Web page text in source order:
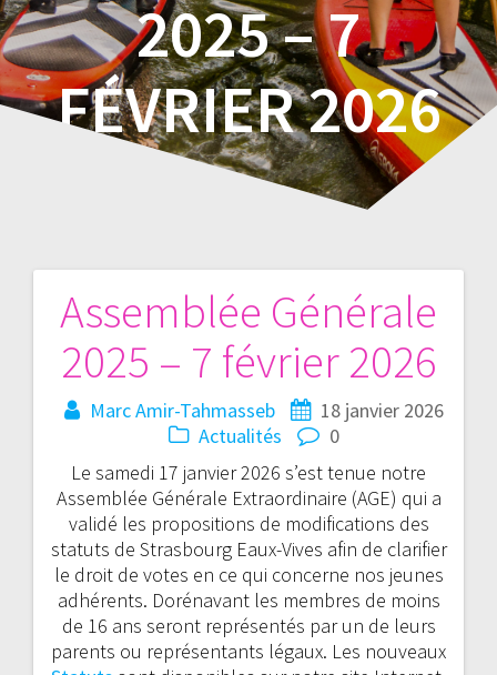
2025 – 7
FÉVRIER 2026
Assemblée Générale
2025 – 7 février 2026
Marc Amir-Tahmasseb
18 janvier 2026
Actualités
0
Le samedi 17 janvier 2026 s’est tenue notre
Assemblée Générale Extraordinaire (AGE) qui a
validé les propositions de modifications des
statuts de Strasbourg Eaux-Vives afin de clarifier
le droit de votes en ce qui concerne nos jeunes
adhérents. Dorénavant les membres de moins
de 16 ans seront représentés par un de leurs
parents ou représentants légaux. Les nouveaux
Navigation
de
l’article